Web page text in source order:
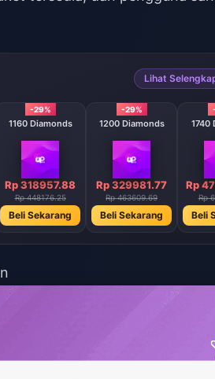
Lihat
-29%
1160 Diamonds
Rp 318957.88
Rp 448176.25
Beli Sekarang
-29%
1200 Diamonds
Rp 329981.77
Rp 463609.69
Beli Sekarang
1740
Rp
Rp
Beli